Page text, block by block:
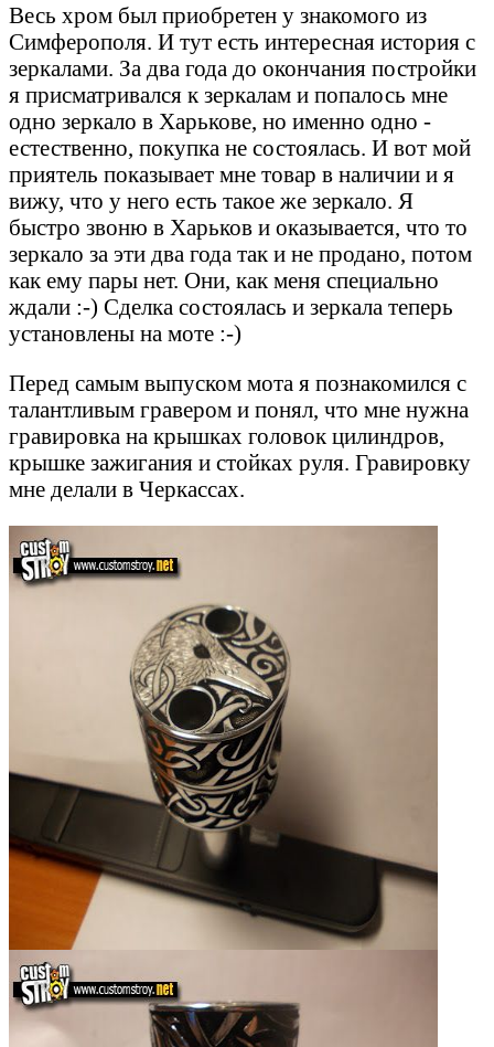
Весь хром был приобретен у знакомого из
Симферополя. И тут есть интересная история с
зеркалами. За два года до окончания постройки
я присматривался к зеркалам и попалось мне
одно зеркало в Харькове, но именно одно -
естественно, покупка не состоялась. И вот мой
приятель показывает мне товар в наличии и я
вижу, что у него есть такое же зеркало. Я
быстро звоню в Харьков и оказывается, что то
зеркало за эти два года так и не продано, потом
как ему пары нет. Они, как меня специально
ждали :-) Сделка состоялась и зеркала теперь
установлены на моте :-)
Перед самым выпуском мота я познакомился с
талантливым гравером и понял, что мне нужна
гравировка на крышках головок цилиндров,
крышке зажигания и стойках руля. Гравировку
мне делали в Черкассах.